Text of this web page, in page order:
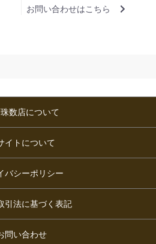
お問い合わせはこちら
数店について
イトについて
バシーポリシー
引法に基づく表記
問い合わせ